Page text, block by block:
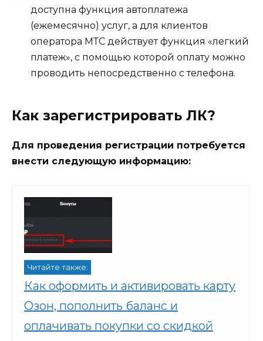
доступна функция автоплатежа
(ежемесячно) услуг, а для клиентов
оператора МТС действует функция «легкий
платеж», с помощью которой оплату можно
проводить непосредственно с телефона.
Как зарегистрировать ЛК?
Для проведения регистрации потребуется
внести следующую информацию:
Читайте также:
Как оформить и активировать карту
Озон, пополнить баланс и
оплачивать покупки со скидкой